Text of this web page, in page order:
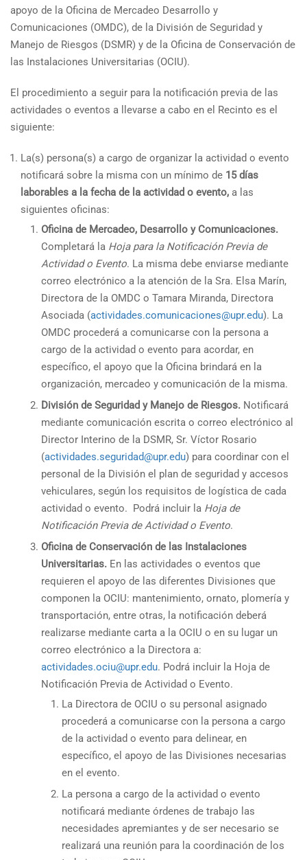
apoyo de la Oficina de Mercadeo Desarrollo y
Comunicaciones (OMDC), de la División de Seguridad y
Manejo de Riesgos (DSMR) y de la Oficina de Conservación de
las Instalaciones Universitarias (OCIU).
El procedimiento a seguir para la notificación previa de las
actividades o eventos a llevarse a cabo en el Recinto es el
siguiente:
La(s) persona(s) a cargo de organizar la actividad o evento
notificará sobre la misma con un mínimo de 15 días
laborables a la fecha de la actividad o evento, a las
siguientes oficinas:
Oficina de Mercadeo, Desarrollo y Comunicaciones.
Completará la Hoja para la Notificación Previa de
Actividad o Evento. La misma debe enviarse mediante
correo electrónico a la atención de la Sra. Elsa Marín,
Directora de la OMDC o Tamara Miranda, Directora
Asociada (actividades.comunicaciones@upr.edu). La
OMDC procederá a comunicarse con la persona a
cargo de la actividad o evento para acordar, en
específico, el apoyo que la Oficina brindará en la
organización, mercadeo y comunicación de la misma.
División de Seguridad y Manejo de Riesgos. Notificará
mediante comunicación escrita o correo electrónico al
Director Interino de la DSMR, Sr. Víctor Rosario
(actividades.seguridad@upr.edu) para coordinar con el
personal de la División el plan de seguridad y accesos
vehiculares, según los requisitos de logística de cada
actividad o evento. Podrá incluir la Hoja de
Notificación Previa de Actividad o Evento.
Oficina de Conservación de las Instalaciones
Universitarias. En las actividades o eventos que
requieren el apoyo de las diferentes Divisiones que
componen la OCIU: mantenimiento, ornato, plomería y
transportación, entre otras, la notificación deberá
realizarse mediante carta a la OCIU o en su lugar un
correo electrónico a la Directora a:
actividades.ociu@upr.edu. Podrá incluir la Hoja de
Notificación Previa de Actividad o Evento.
La Directora de OCIU o su personal asignado
procederá a comunicarse con la persona a cargo
de la actividad o evento para delinear, en
específico, el apoyo de las Divisiones necesarias
en el evento.
La persona a cargo de la actividad o evento
notificará mediante órdenes de trabajo las
necesidades apremiantes y de ser necesario se
realizará una reunión para la coordinación de los